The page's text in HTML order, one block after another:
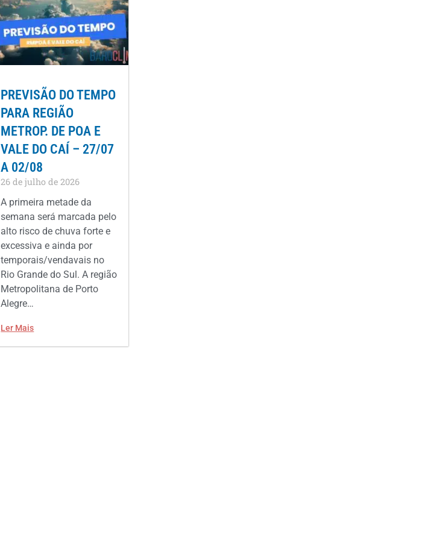
PREVISÃO DO TEMPO
PARA REGIÃO
METROP. DE POA E
VALE DO CAÍ – 27/07
A 02/08
26 de julho de 2026
A primeira metade da
semana será marcada pelo
alto risco de chuva forte e
excessiva e ainda por
temporais/vendavais no
Rio Grande do Sul. A região
Metropolitana de Porto
Alegre…
Ler Mais